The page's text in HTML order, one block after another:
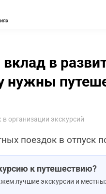
в
нужны
организации экскурсий
поездок в отпуск
к путешествию?
лучшие экскурсии и